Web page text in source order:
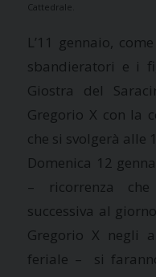
Cattedrale.
L’11 gennaio,
sbandieratori e i
Giostra del
Gregorio X con la
che si svolgerà alle
Domenica 12
– ricorrenza
successiva al
Gregorio X negli
feriale – si